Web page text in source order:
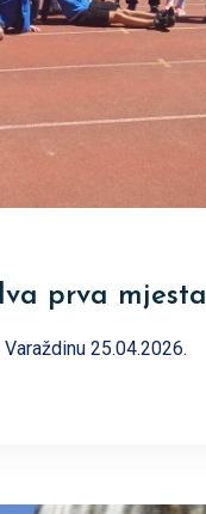
prva mjesta
25.04.2026.